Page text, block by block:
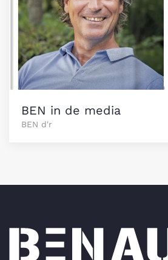
BEN in de media
BEN d'r